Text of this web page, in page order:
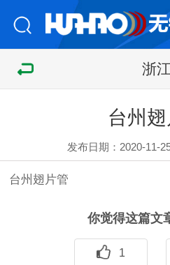
浙江
台州
发布日期：2020-11-
台州 翅片管
你觉得这篇文
1